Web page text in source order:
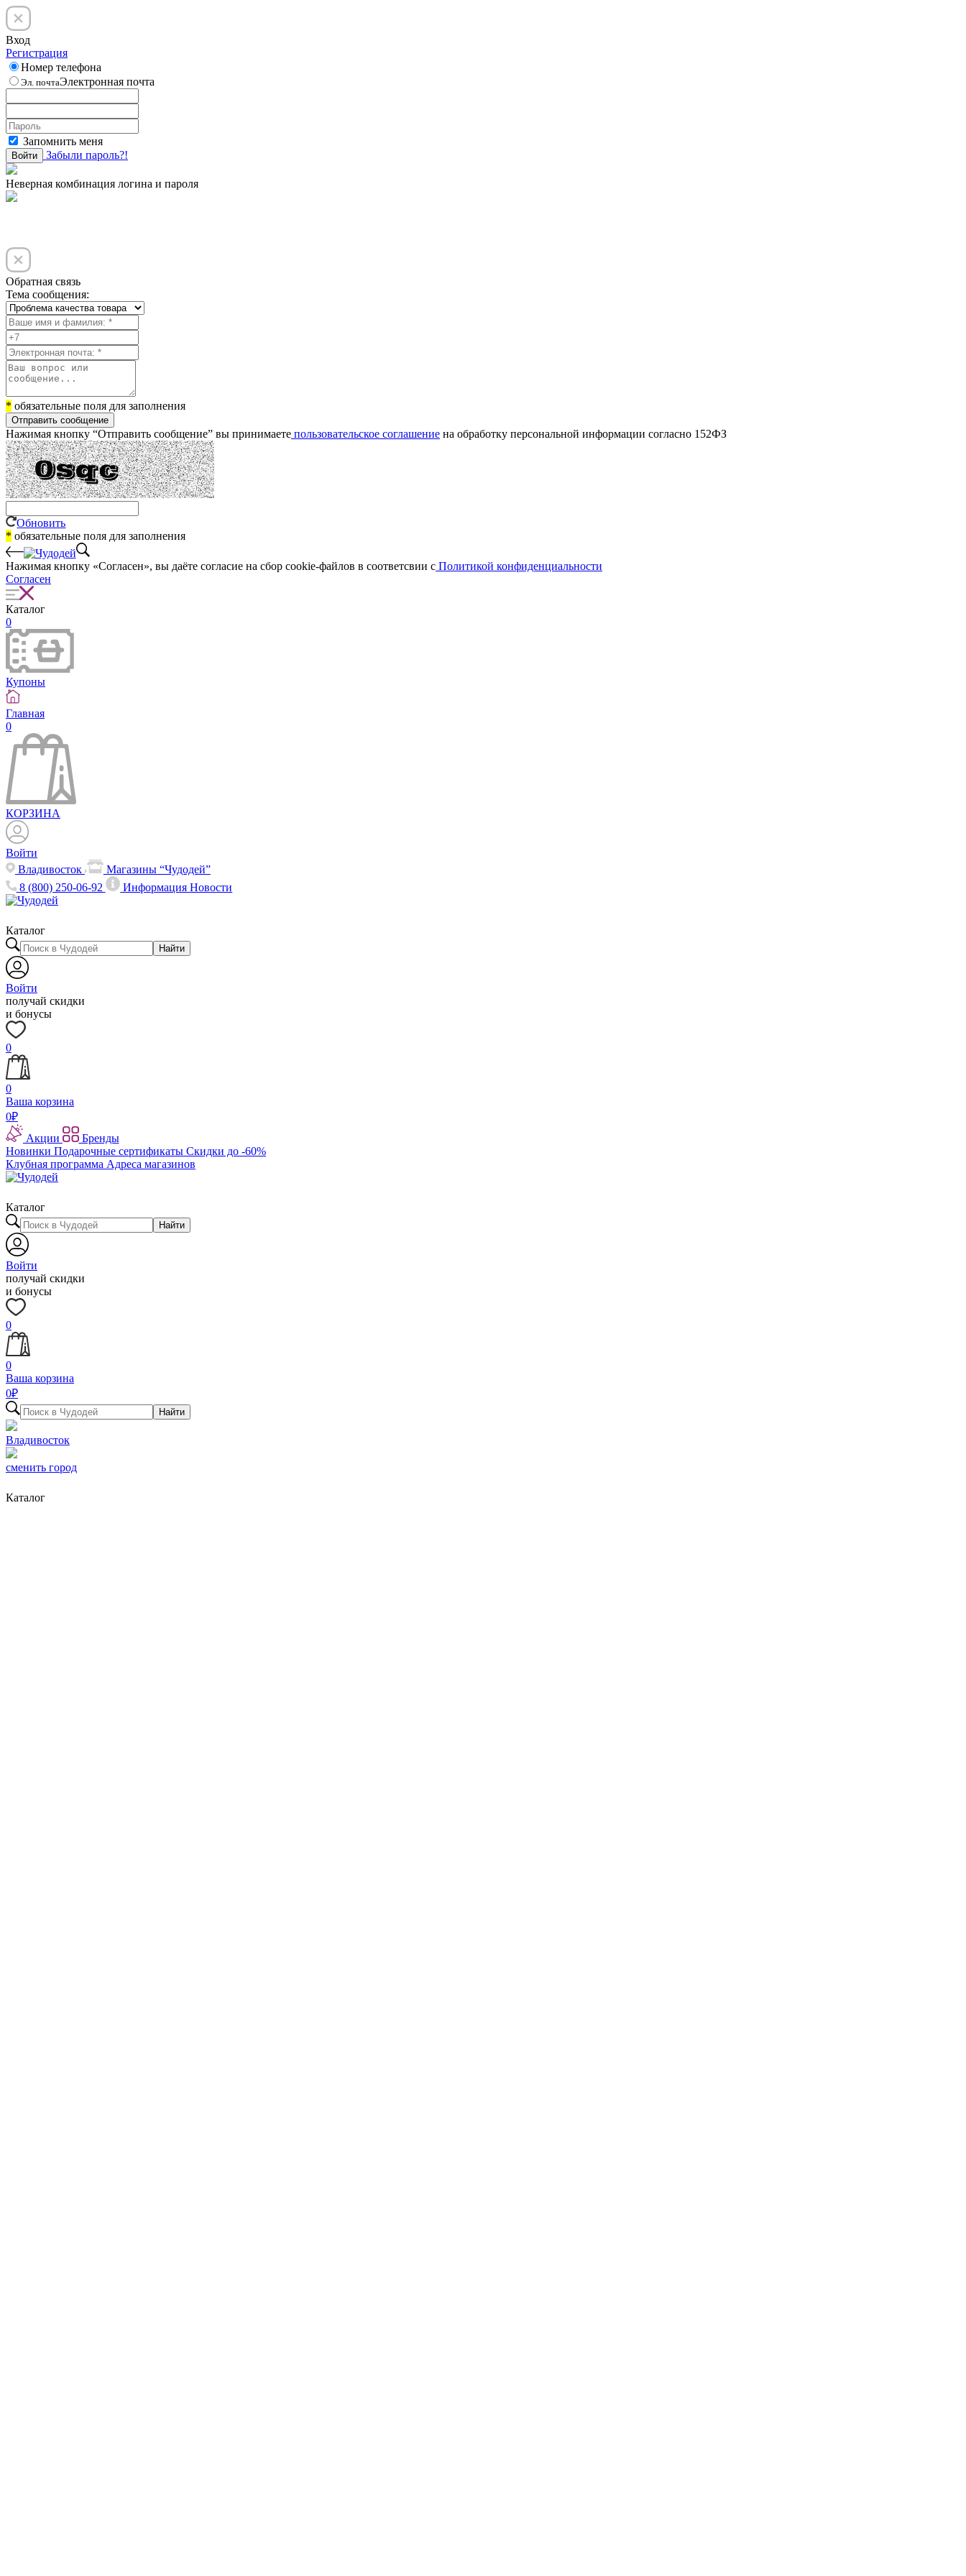
Вход
Регистрация
Номер телефона
Эл. почтаЭлектронная почта
Запомнить меня
Войти Забыли пароль?!
Неверная комбинация логина и пароля
Обратная связь
Тема сообщения:
* обязательные поля для заполнения
Отправить сообщение
Нажимая кнопку “Отправить сообщение” вы принимаете пользовательское соглашение на обработку персональной информации согласно 152ФЗ
Обновить
* обязательные поля для заполнения
Нажимая кнопку «Согласен», вы даёте cогласие на сбор cookie-файлов в соответсвии с Политикой конфиденциальности
Согласен
Каталог
0
Купоны
Главная
0
КОРЗИНА
Войти
Владивосток
Магазины “Чудодей”
8 (800) 250-06-92
ИнформацияНовости
Каталог
Найти
Войти
получай скидки
и бонусы
0
0
Ваша корзина
0₽
Акции
Бренды
Новинки Подарочные сертификаты Скидки до -60%
Клубная программа Адреса магазинов
Каталог
Найти
Войти
получай скидки
и бонусы
0
0
Ваша корзина
0₽
Найти
Владивосток
сменить город
Каталог